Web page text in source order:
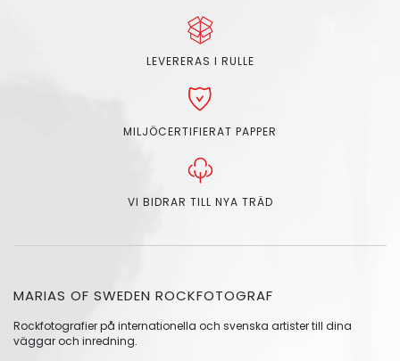
LEVERERAS I RULLE
MILJÖCERTIFIERAT PAPPER
VI BIDRAR TILL NYA TRÄD
MARIAS OF SWEDEN ROCKFOTOGRAF
Rockfotografier på internationella och svenska artister till dina
väggar och inredning.